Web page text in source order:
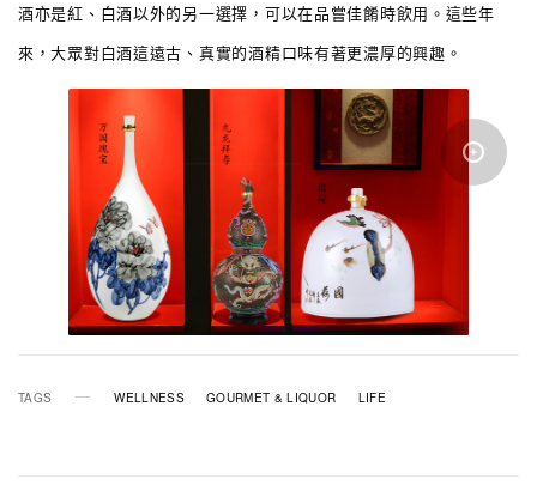
酒亦是紅、白酒以外的另一選擇，可以在品嘗佳餚時飲用。這些年
來，大眾對白酒這遠古、真實的酒精口味有著更濃厚的興趣。
TAGS WELLNESS GOURMET & LIQUOR LIFE